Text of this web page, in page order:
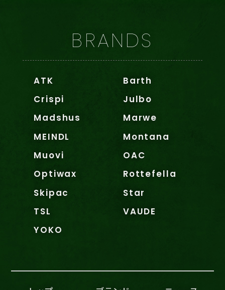
BRANDS
ATK
Barth
Crispi
Julbo
Madshus
Marwe
MEINDL
Montana
Muovi
OAC
Optiwax
Rottefella
Skipac
Star
TSL
VAUDE
YOKO